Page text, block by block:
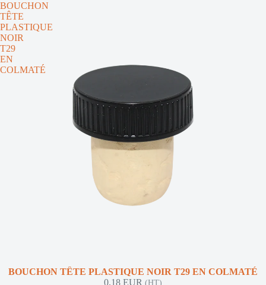
BOUCHON
TÊTE
PLASTIQUE
NOIR
T29
EN
COLMATÉ
BOUCHON TÊTE PLASTIQUE NOIR T29 EN COLMATÉ
0,18 EUR (HT)